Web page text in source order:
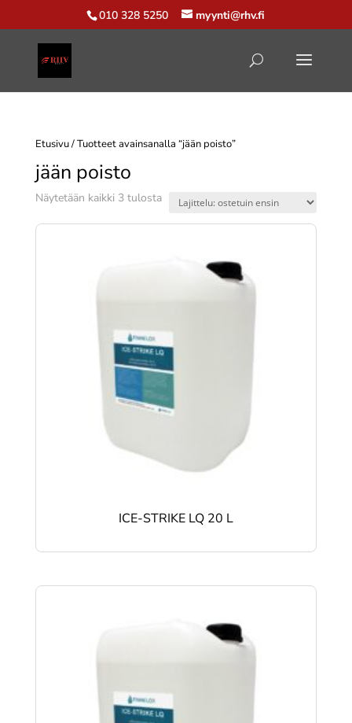
010 328 5250 myynti@rhv.fi
Etusivu/ Tuotteet avainsanalla “jään poisto”
jään poisto
Näytetään kaikki 3 tulostaSuosituimmat
ensin
ICE-STRIKE LQ 20 L